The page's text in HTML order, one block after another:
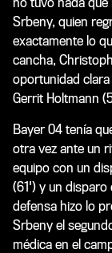
Srbeny, quien
exactamente lo
cancha,
oportunidad
Gerrit Holtmann
Bayer 04 tenía
otra vez ante un
equipo con un
(61') y un disparo
defensa hizo lo
Srbeny el
médica en el